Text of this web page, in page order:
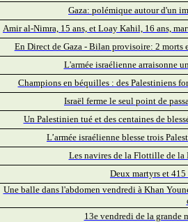
Gaza: polémique autour d'un
Amir al-Nimra, 15 ans, et Loay Kahil, 16 ans,
En Direct de Gaza - Bilan provisoire: 2 morts
L'armée israélienne arraisonne
Champions en béquilles : des Palestiniens
Israël ferme le seul point de
Un Palestinien tué et des centaines de
L’armée israélienne blesse trois
Les navires de la Flottille de la
Deux martyrs et 415
Une balle dans l'abdomen vendredi à Khan
13e vendredi de la grande